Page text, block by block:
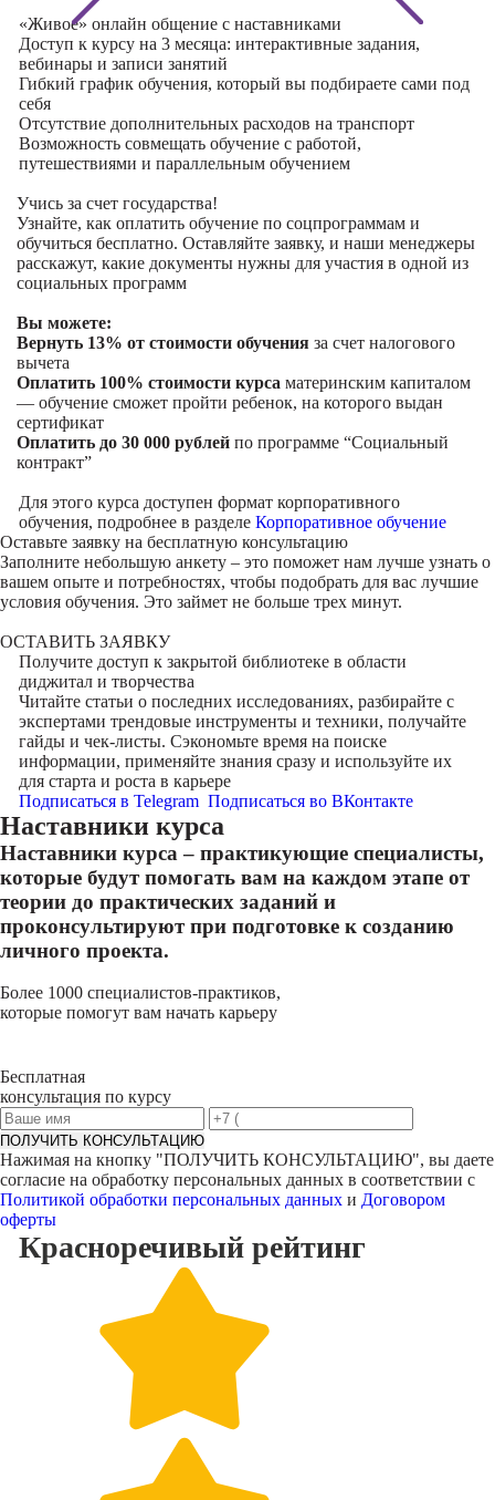
«Живое» онлайн общение с наставниками
Доступ к курсу на 3 месяца: интерактивные задания,
вебинары и записи занятий
Гибкий график обучения, который вы подбираете сами под
себя
Отсутствие дополнительных расходов на транспорт
Возможность совмещать обучение с работой,
путешествиями и параллельным обучением
Учись за счет государства!
Узнайте, как оплатить обучение по соцпрограммам и
обучиться бесплатно. Оставляйте заявку, и наши менеджеры
расскажут, какие документы нужны для участия в одной из
социальных программ
Вы можете:
Вернуть 13% от стоимости обучения за счет налогового
вычета
Оплатить 100% стоимости курса материнским капиталом
— обучение сможет пройти ребенок, на которого выдан
сертификат
Оплатить до 30 000 рублей по программе “Социальный
контракт”
Для этого курса доступен формат корпоративного
обучения, подробнее в разделе Корпоративное обучение
Оставьте заявку на бесплатную консультацию
Заполните небольшую анкету – это поможет нам лучше узнать о
вашем опыте и потребностях, чтобы подобрать для вас лучшие
условия обучения. Это займет не больше трех минут.
ОСТАВИТЬ ЗАЯВКУ
Получите доступ к закрытой библиотекев области
диджитал и творчества
Читайте статьи о последних исследованиях, разбирайте с
экспертами трендовые инструменты и техники, получайте
гайды и чек-листы. Сэкономьте время на поиске
информации, применяйте знания сразу и используйте их
для старта и роста в карьере
Подписаться в Telegram Подписаться во ВКонтакте
Наставники курса
Наставники курса – практикующие специалисты,
которые будут помогать вам на каждом этапе от
теории до практических заданий и
проконсультируют при подготовке к созданию
личного проекта.
Более 1000 специалистов-практиков,
которые помогут вам начать карьеру
Бесплатная
консультация по курсу
ПОЛУЧИТЬ КОНСУЛЬТАЦИЮ
Нажимая на кнопку "ПОЛУЧИТЬ КОНСУЛЬТАЦИЮ", вы даете
согласие на обработку персональных данных в соответствии с
Политикой обработки персональных данных и Договором
оферты
Красноречивый рейтинг